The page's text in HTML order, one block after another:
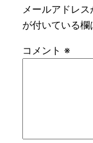
メールアドレ
が付いている
コメント ※